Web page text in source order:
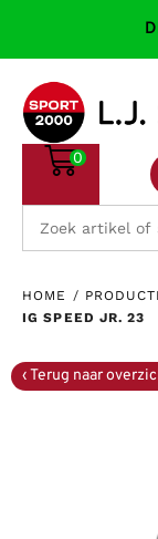
0
HOME /
IG SPEED JR. 23